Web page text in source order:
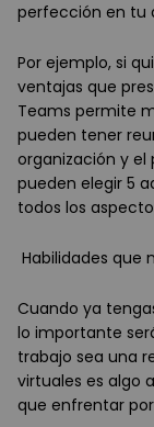
perfección en tu
Por ejemplo, si
ventajas que
Teams permite
pueden tener
organización y el
pueden elegir 5
todos los
Habilidades que
Cuando ya
lo importante
trabajo sea una
virtuales es algo
que enfrentar